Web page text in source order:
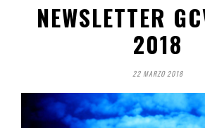
NEWSLETTER
2018
22 MARZO 2018